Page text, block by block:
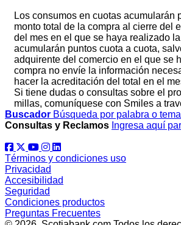
Los consumos en cuotas acumularán
monto total de la compra al cierre del
del mes en el que se haya realizado
acumularán puntos cuota a cuota,
adquirente del comercio en el que se
compra no envíe la información
hacer la acreditación del total en el
Si tiene dudas o consultas sobre el
millas, comuníquese con Smiles a
Buscador Búsqueda por palabra o
Consultas y Reclamos Ingresa aquí
Términos y condiciones uso
Privacidad
Accesibilidad
Seguridad
Condiciones productos
Preguntas Frecuentes